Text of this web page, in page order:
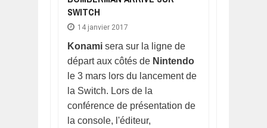
SWITCH
14 janvier 2017
Konami sera sur la ligne de
départ aux côtés de Nintendo
le 3 mars lors du lancement de
la Switch. Lors de la
conférence de présentation de
la console, l'éditeur,